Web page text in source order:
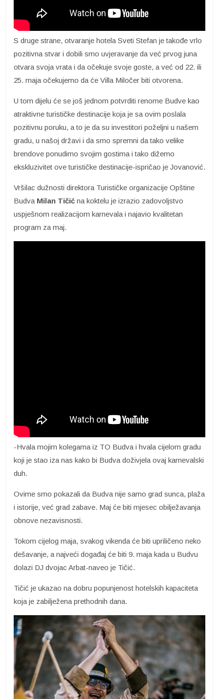
S druge strane, otvaranje hotela Sveti Stefan je takođe vrlo
pozitivna stvar i dobili smo uvjeravanje da već prvog juna
otvara svoja vrata i da očekuje svoje goste, a već od 22. ili
25. maja očekujemo da će Villa Miločer biti otvorena.
U tom dijelu će se još jednom potvrditi renome Budve kao
atraktivne turističke destinacije koja je sa ovim poslala
pozitivnu poruku, a to je da su investitori poželjni u našem
gradu, u našoj državi i da smo spremni da tako velike
brendove ponudimo svojim gostima i tako dižemo
ekskluzivitet ove turističke destinacije-ispričao je Jovanović.
Vršilac dužnosti direktora Turističke organizacije Opštine
Budva Milan Tičić na koktelu je izrazio zadovoljstvo
uspješnom realizacijom karnevala i najavio kvalitetan
program za maj.
-Hvala mojim kolegama iz TO Budva i hvala cijelom gradu
koji je stao iza nas kako bi Budva doživjela ovaj karnevalski
duh.
Ovime smo pokazali da Budva nije samo grad sunca, plaža
i istorije, već grad zabave. Maj će biti mjesec obilježavanja
obnove nezavisnosti.
Tokom cijelog maja, svakog vikenda će biti upriličeno neko
dešavanje, a najveći događaj će biti 9. maja kada u Budvu
dolazi DJ dvojac Arbat-naveo je Tičić.
Tičić je ukazao na dobru popunjenost hotelskih kapaciteta
koja je zabilježena prethodnih dana.